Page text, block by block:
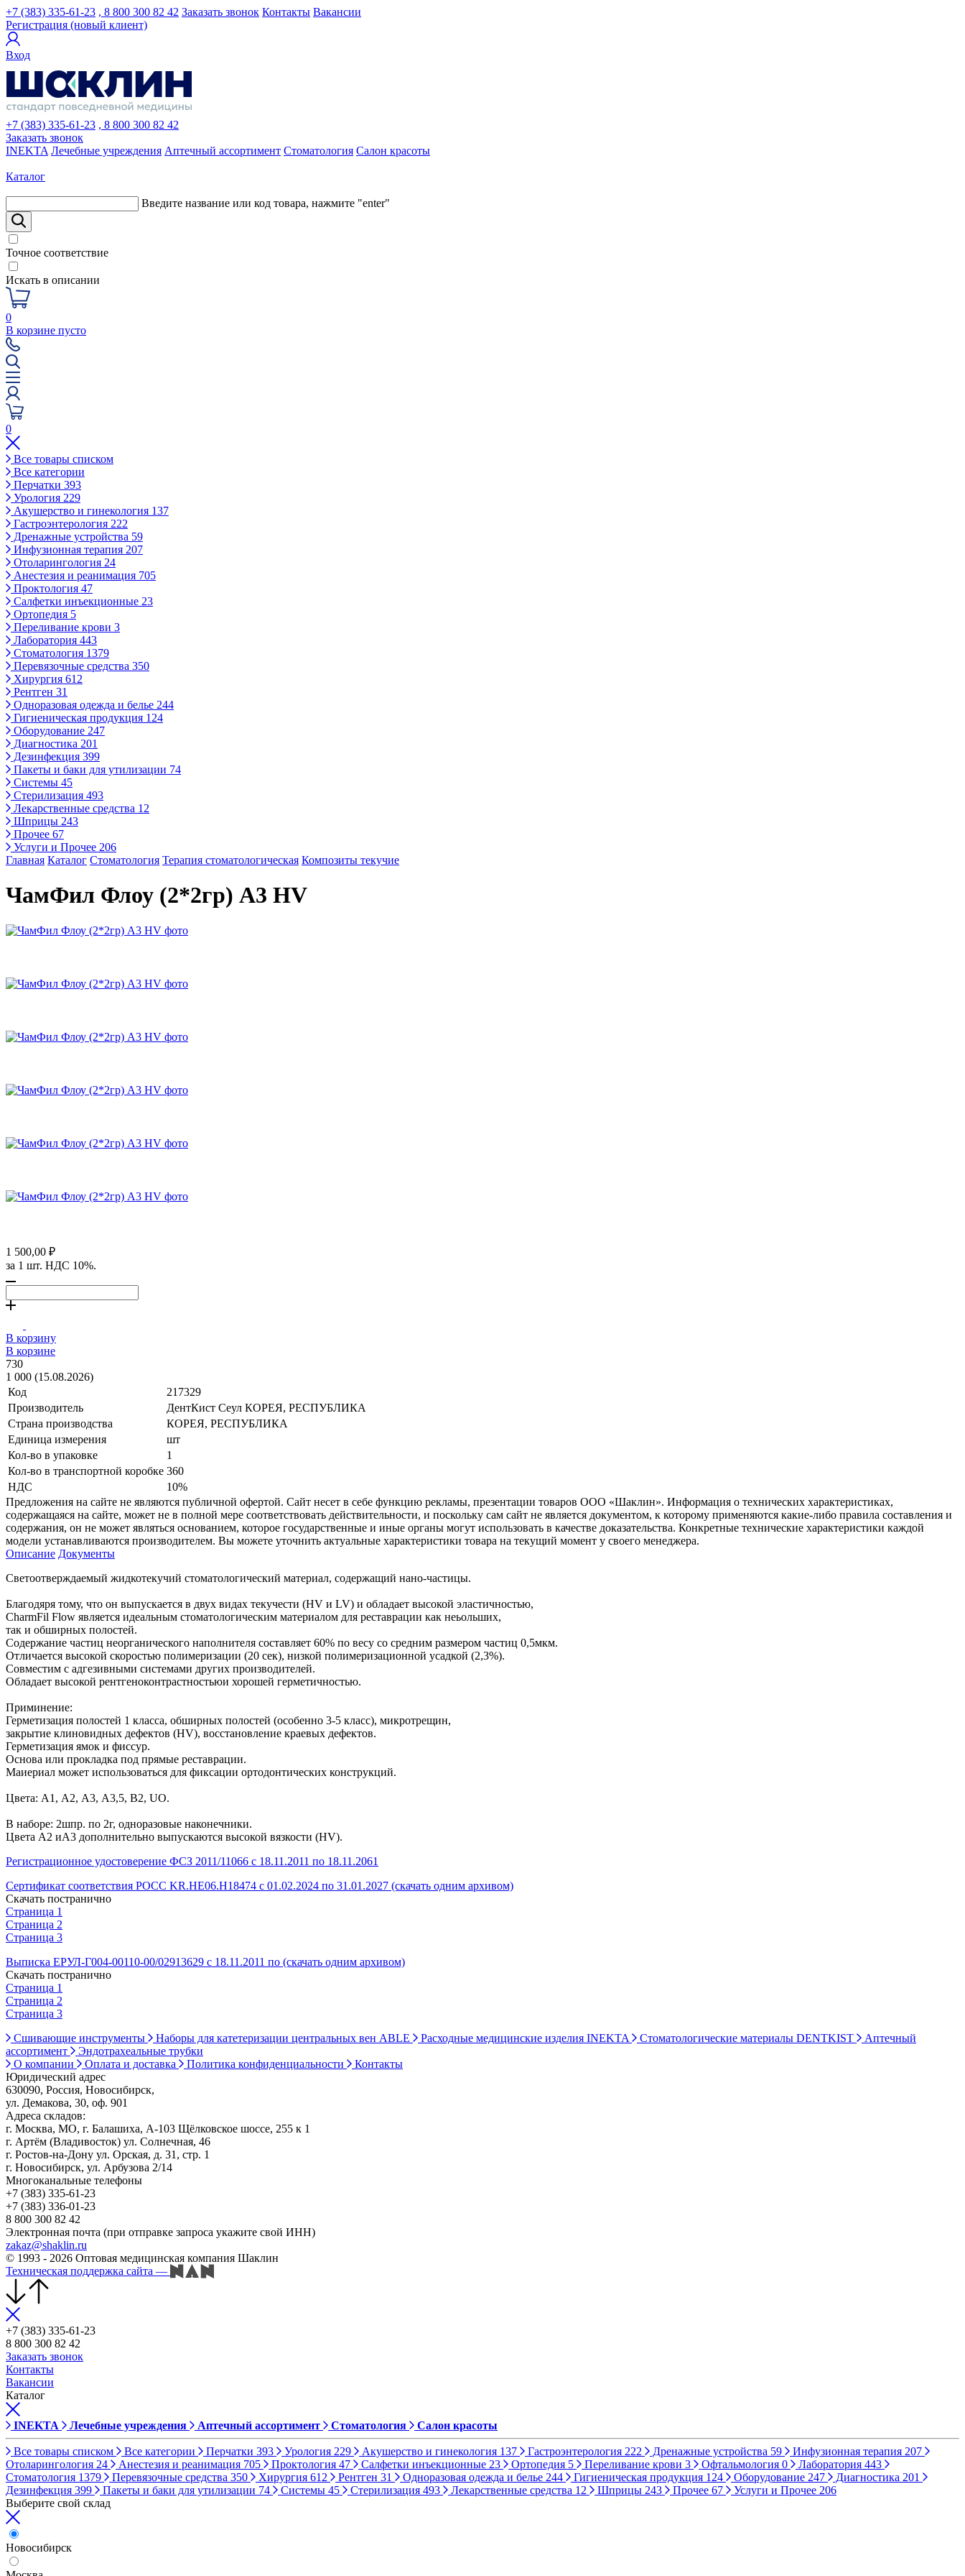
+7 (383) 335-61-23 , 8 800 300 82 42 Заказать звонок Контакты Вакансии
Регистрация (новый клиент)
Вход
+7 (383) 335-61-23 , 8 800 300 82 42
Заказать звонок
INEKTA Лечебные учреждения Аптечный ассортимент Стоматология Салон красоты
Каталог
Введите название или код товара, нажмите "enter"
Точное соответствие
Искать в описании
0
В корзине пусто
0
Все товары списком
Все категории
Перчатки 393
Урология 229
Акушерство и гинекология 137
Гастроэнтерология 222
Дренажные устройства 59
Инфузионная терапия 207
Отоларингология 24
Анестезия и реанимация 705
Проктология 47
Салфетки инъекционные 23
Ортопедия 5
Переливание крови 3
Лаборатория 443
Стоматология 1379
Перевязочные средства 350
Хирургия 612
Рентген 31
Одноразовая одежда и белье 244
Гигиеническая продукция 124
Оборудование 247
Диагностика 201
Дезинфекция 399
Пакеты и баки для утилизации 74
Системы 45
Стерилизация 493
Лекарственные средства 12
Шприцы 243
Прочее 67
Услуги и Прочее 206
Главная Каталог Стоматология Терапия стоматологическая Композиты текучие
ЧамФил Флоу (2*2гр) А3 HV
1 500,00 ₽
за 1 шт. НДС 10%.
В корзину
В корзине
730
1 000 (15.08.2026)
Код
217329
Производитель
ДентКист Сеул КОРЕЯ, РЕСПУБЛИКА
Страна производства
КОРЕЯ, РЕСПУБЛИКА
Единица измерения
шт
Кол-во в упаковке
1
Кол-во в транспортной коробке 360
НДС
10%
Предложения на сайте не являются публичной офертой. Сайт несет в себе функцию рекламы, презентации товаров ООО «Шаклин». Информация о технических характеристиках,
содержащаяся на сайте, может не в полной мере соответствовать действительности, и поскольку сам сайт не является документом, к которому применяются какие-либо правила составления и
содержания, он не может являться основанием, которое государственные и иные органы могут использовать в качестве доказательства. Конкретные технические характеристики каждой
модели устанавливаются производителем. Вы можете уточнить актуальные характеристики товара на текущий момент у своего менеджера.
Описание Документы
Светоотверждаемый жидкотекучий стоматологический материал, содержащий нано-частицы.
Благодяря тому, что он выпускается в двух видах текучести (HV и LV) и обладает высокой эластичностью,
CharmFil Flow является идеальным стоматологическим материалом для реставрации как неьольших,
так и обширных полостей.
Содержание частиц неорганического наполнителя составляет 60% по весу со средним размером частиц 0,5мкм.
Отличается высокой скоростью полимеризации (20 сек), низкой полимеризационной усадкой (2,3%).
Совместим с адгезивными системами других производителей.
Обладает высокой рентгеноконтрастностьюи хорошей герметичностью.
Приминение:
Герметизация полостей 1 класса, обширных полостей (особенно 3-5 класс), микротрещин,
закрытие клиновидных дефектов (HV), восстановление краевых дефектов.
Герметизация ямок и фиссур.
Основа или прокладка под прямые реставрации.
Маиериал может использоваться для фиксации ортодонтических конструкций.
Цвета: А1, А2, А3, А3,5, В2, UO.
В наборе: 2шпр. по 2г, одноразовые наконечники.
Цвета А2 иА3 дополнительно выпускаются высокой вязкости (HV).
Регистрационное удостоверение ФСЗ 2011/11066 с 18.11.2011 по 18.11.2061
Сертификат соответствия РОСС KR.HE06.Н18474 с 01.02.2024 по 31.01.2027 (скачать одним архивом)
Скачать постранично
Страница 1
Страница 2
Страница 3
Выписка ЕРУЛ-Г004-00110-00/02913629 с 18.11.2011 по (скачать одним архивом)
Скачать постранично
Страница 1
Страница 2
Страница 3
Сшивающие инструменты
Наборы для катетеризации центральных вен ABLE Расходные медицинские изделия INEKTA Стоматологические материалы DENTKIST
Аптечный
ассортимент
Эндотрахеальные трубки
О компании
Оплата и доставка Политика конфиденциальности
Контакты
Юридический адрес
630090, Россия, Новосибирск,
ул. Демакова, 30, оф. 901
Адреса складов:
г. Москва, МО, г. Балашиха, А-103 Щёлковское шоссе, 255 к 1
г. Артём (Владивосток) ул. Солнечная, 46
г. Ростов-на-Дону ул. Орская, д. 31, стр. 1
г. Новосибирск, ул. Арбузова 2/14
Многоканальные телефоны
+7 (383) 335-61-23
+7 (383) 336-01-23
8 800 300 82 42
Электронная почта (при отправке запроса укажите свой ИНН)
zakaz@shaklin.ru
© 1993 - 2026 Оптовая медицинская компания Шаклин
Техническая поддержка сайта —
+7 (383) 335-61-23
8 800 300 82 42
Заказать звонок
Контакты
Вакансии
Каталог
INEKTA Лечебные учреждения Аптечный ассортимент Стоматология Салон красоты
Все товары списком Все категории Перчатки 393 Урология 229 Акушерство и гинекология 137 Гастроэнтерология 222 Дренажные устройства 59 Инфузионная терапия 207
Отоларингология 24 Анестезия и реанимация 705 Проктология 47 Салфетки инъекционные 23 Ортопедия 5 Переливание крови 3 Офтальмология 0 Лаборатория 443
Стоматология 1379 Перевязочные средства 350 Хирургия 612 Рентген 31 Одноразовая одежда и белье 244 Гигиеническая продукция 124 Оборудование 247 Диагностика 201
Дезинфекция 399 Пакеты и баки для утилизации 74 Системы 45 Стерилизация 493 Лекарственные средства 12 Шприцы 243 Прочее 67 Услуги и Прочее 206
Выберите свой склад
Новосибирск